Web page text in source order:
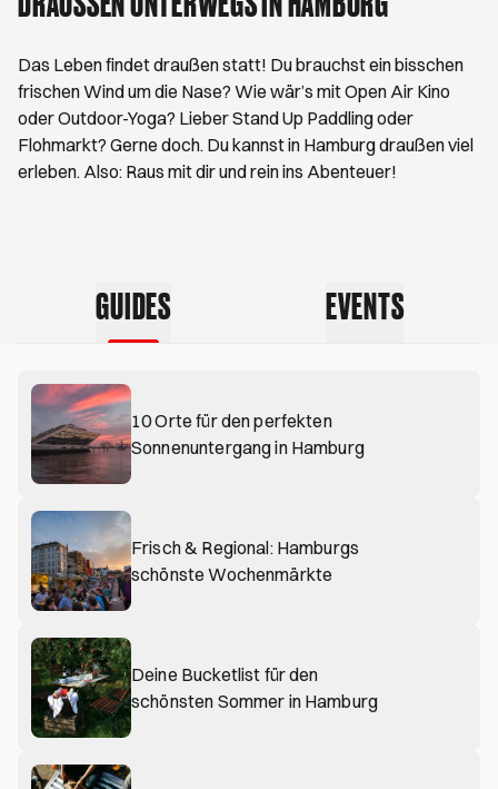
Das Leben findet draußen statt! Du brauchst ein bisschen
frischen Wind um die Nase? Wie wär’s mit Open Air Kino
oder Outdoor-Yoga? Lieber Stand Up Paddling oder
Flohmarkt? Gerne doch. Du kannst in Hamburg draußen viel
erleben. Also: Raus mit dir und rein ins Abenteuer!
GUIDES EVENTS
10 Orte für den perfekten
Sonnenuntergang in Hamburg
Frisch & Regional: Hamburgs
schönste Wochenmärkte
Deine Bucketlist für den
schönsten Sommer in Hamburg